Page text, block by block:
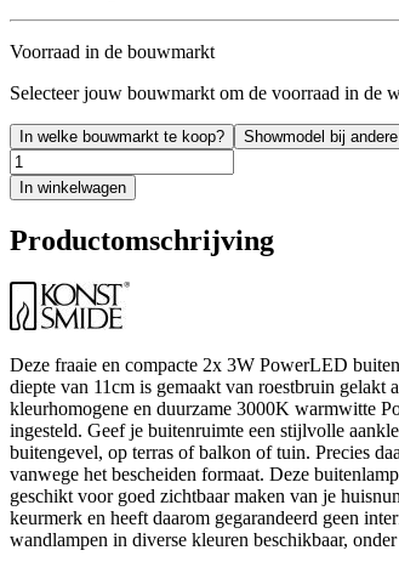
Voorraad in de bouwmarkt
Selecteer jouw bouwmarkt om de voorraad in de
In welke bouwmarkt te koop? Showmodel bij
In winkelwagen
Productomschrijving
Deze fraaie en compacte 2x 3W PowerLED
diepte van 11cm is gemaakt van roestbruin
kleurhomogene en duurzame 3000K warmwitte
ingesteld. Geef je buitenruimte een stijlvolle
buitengevel, op terras of balkon of tuin. Precies
vanwege het bescheiden formaat. Deze
geschikt voor goed zichtbaar maken van je
keurmerk en heeft daarom gegarandeerd geen
wandlampen in diverse kleuren beschikbaar,